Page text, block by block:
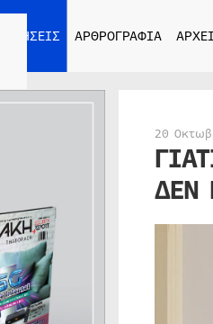
ΕΙΔΗΣΕΙΣ ΑΡΘΡΟΓΡΑΦΙΑ
20
ΔΕΝ